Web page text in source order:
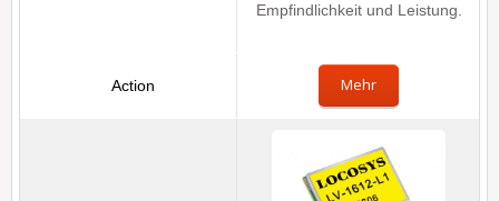
Empfindlichkeit und Leistung.
Mehr